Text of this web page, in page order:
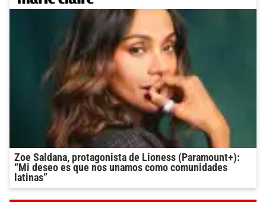
Zoe Saldana, protagonista de Lioness (Paramount+):
“Mi deseo es que nos unamos como comunidades
latinas”